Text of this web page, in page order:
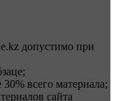
допустимо при
всего материала;
сайта